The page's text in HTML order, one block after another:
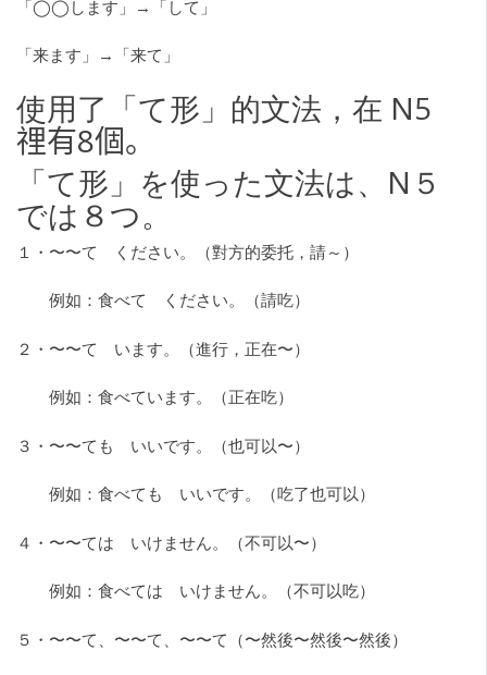
「◯◯します」→「して」
「来ます」→「来て」
使用了「て形」的文法，在 N5
𥚃有8個。
「て形」を使った文法は、N５
では８つ。
１・〜〜て ください。（對方的委托，請～）
例如：食べて ください。（請吃）
２・〜〜て います。（進行，正在〜）
例如：食べています。（正在吃）
３・〜〜ても いいです。（也可以〜）
例如：食べても いいです。（吃了也可以）
４・〜〜ては いけません。（不可以〜）
例如：食べては いけません。（不可以吃）
５・〜〜て、〜〜て、〜〜て（〜然後〜然後〜然後）